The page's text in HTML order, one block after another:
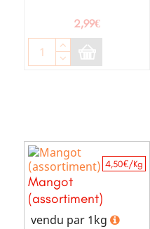
Prix
2,99€
Mangot
(assortiment)
4,50€/Kg
vendu par 1kg